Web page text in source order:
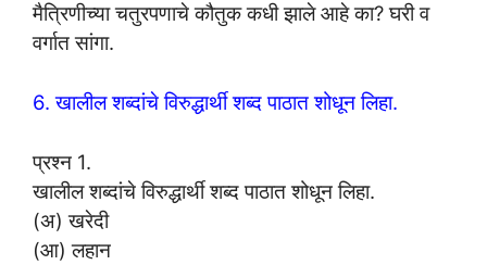
मैत्रिणीच्या चतुरपणाचे कौतुक कधी झाले आहे का? घरी व
वर्गात सांगा.
6. खालील शब्दांचे विरुद्धार्थी शब्द पाठात शोधून लिहा.
प्रश्न 1.
खालील शब्दांचे विरुद्धार्थी शब्द पाठात शोधून लिहा.
(अ) खरेदी
(आ) लहान